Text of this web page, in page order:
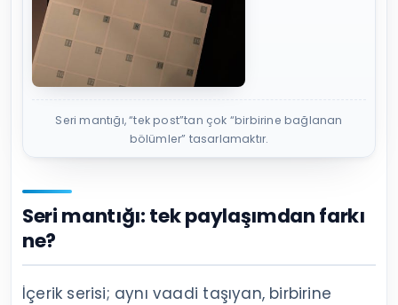
Seri mantığı, “tek post”tan çok “birbirine bağlanan
bölümler” tasarlamaktır.
Seri mantığı: tek paylaşımdan farkı
ne?
İçerik serisi; aynı vaadi taşıyan, birbirine